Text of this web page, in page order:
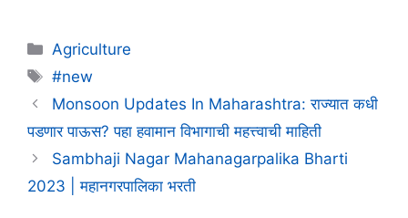
Categories
Agriculture
Tags
#new
Monsoon Updates In Maharashtra: राज्यात कधी
पडणार पाऊस? पहा हवामान विभागाची महत्त्वाची माहिती
Sambhaji Nagar Mahanagarpalika Bharti
2023 | महानगरपालिका भरती